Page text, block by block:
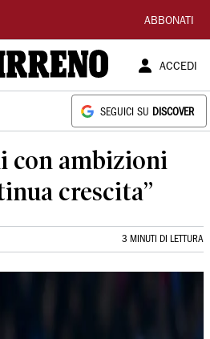
ABBONATI
ACCEDI
SEGUICI SU DISCOVER
con ambizioni
crescita”
3 MINUTI DI LETTURA